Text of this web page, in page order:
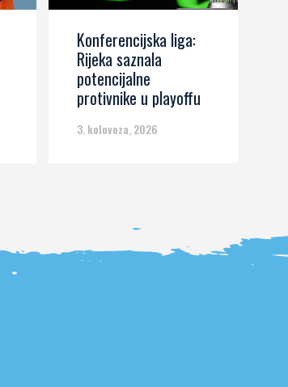
Konferencijska liga:
Rijeka saznala
potencijalne
protivnike u playoffu
3. kolovoza, 2026